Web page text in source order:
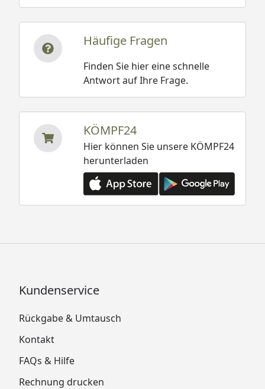
Häufige Fragen
Finden Sie hier eine schnelle
Antwort auf Ihre Frage.
KÖMPF24
Hier können Sie unsere KÖMPF24
herunterladen
Kundenservice
Rückgabe & Umtausch
Kontakt
FAQs & Hilfe
Rechnung drucken